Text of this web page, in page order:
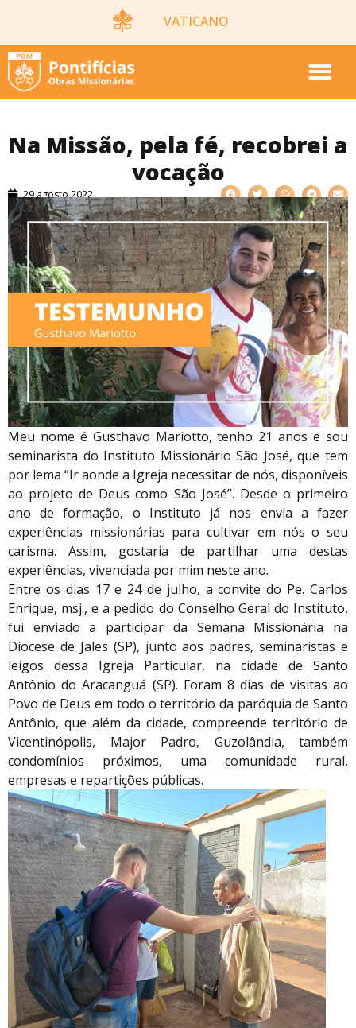
VATICANO
Na Missão, pela fé, recobrei a
vocação
29 agosto 2022
Meu nome é Gusthavo Mariotto, tenho 21 anos e sou
seminarista do Instituto Missionário São José, que tem
por lema “Ir aonde a Igreja necessitar de nós, disponíveis
ao projeto de Deus como São José”. Desde o primeiro
ano de formação, o Instituto já nos envia a fazer
experiências missionárias para cultivar em nós o seu
carisma. Assim, gostaria de partilhar uma destas
experiências, vivenciada por mim neste ano.
Entre os dias 17 e 24 de julho, a convite do Pe. Carlos
Enrique, msj., e a pedido do Conselho Geral do Instituto,
fui enviado a participar da Semana Missionária na
Diocese de Jales (SP), junto aos padres, seminaristas e
leigos dessa Igreja Particular, na cidade de Santo
Antônio do Aracanguá (SP). Foram 8 dias de visitas ao
Povo de Deus em todo o território da paróquia de Santo
Antônio, que além da cidade, compreende território de
Vicentinópolis, Major Padro, Guzolândia, também
condomínios próximos, uma comunidade rural,
empresas e repartições públicas.